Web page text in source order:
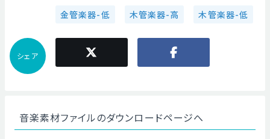
金管楽器-低 木管楽器-高 木管楽器-低
シェア
音楽素材ファイルのダウンロードページへ